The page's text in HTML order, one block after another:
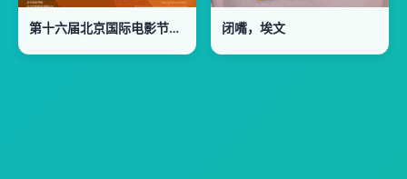
第十六届北京国际电影节颁奖典 闭嘴，埃文